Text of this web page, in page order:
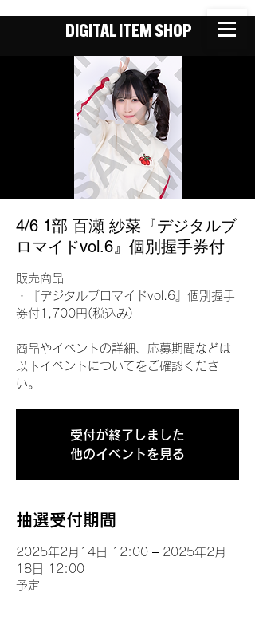
DIGITAL ITEM SHOP
4/6 1部 百瀬 紗菜『デジタルブ
ロマイドvol.6』個別握手券付
販売商品
・『デジタルブロマイドvol.6』個別握手
券付1,700円(税込み)
商品やイベントの詳細、応募期間などは
以下イベントについてをご確認くださ
い。
受付が終了しました
他のイベントを見る
抽選受付期間
2025年2月14日 12:00 – 2025年2月
18日 12:00
予定